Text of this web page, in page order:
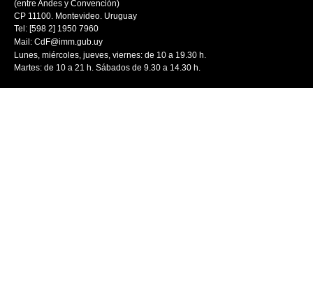
(entre Andes y Convención)
CP 11100. Montevideo. Uruguay
Tel: [598 2] 1950 7960
Mail: CdF@imm.gub.uy
Lunes, miércoles, jueves, viernes: de 10 a 19.30 h.
Martes: de 10 a 21 h. Sábados de 9.30 a 14.30 h.